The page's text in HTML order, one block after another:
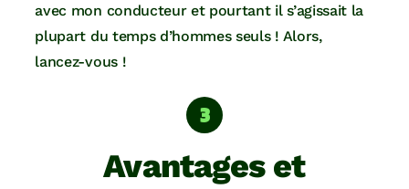
avec mon conducteur et pourtant il s’agissait la
plupart du temps d’hommes seuls ! Alors,
lancez-vous !
Avantages et